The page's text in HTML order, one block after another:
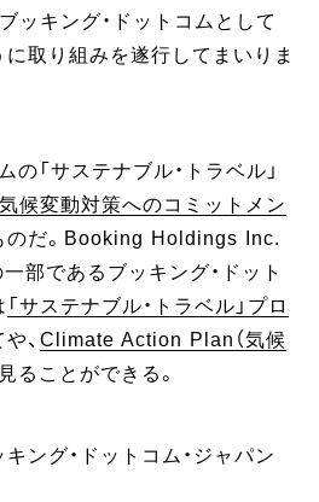
ッキング・ドットコムとして
取り組みを遂行してまいりま
の「サステナブル・トラベル」
気候変動対策へのコミットメン
のだ。Booking Holdings Inc.
一部であるブッキング・ドット
「サステナブル・トラベル」プロ
、 Climate Action Plan（気候
ることができる。
ング・ドットコム・ジャパン